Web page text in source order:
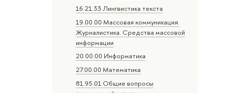
16.21.33 Лингвистика текста
19.00.00 Массовая коммуникация.
Журналистика. Средства массовой
информации
20.00.00 Информатика
27.00.00 Математика
81.95.01 Общие вопросы